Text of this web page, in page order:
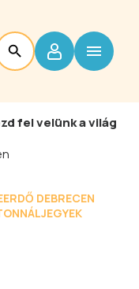
fel velünk a világ
DEBRECEN
JEGYEK